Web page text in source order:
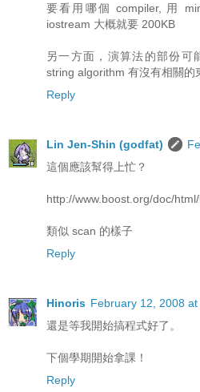
要看用哪個 compiler, 用
iostream 大概就要 200KB
另一方面，演算法的部份可
string algorithm 有沒有相關的
Reply
Lin Jen-Shin (godfat)
這個應該幫得上忙？
http://www.boost.org/doc/
類似 scan 的樣子
Reply
Hinoris February 12, 2008 at
還是等我開始搞程式好了。
下個學期開始拿課！
Reply